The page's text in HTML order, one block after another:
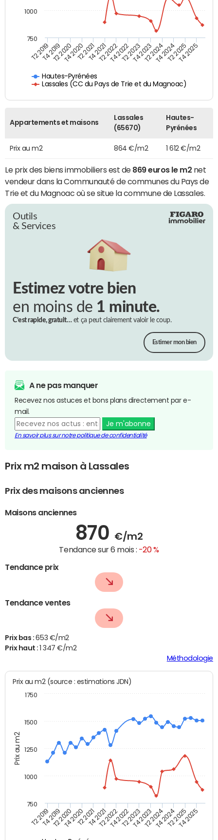
Hautes-Pyrénées
Lassales (CC du Pays de Trie et du Magnoac)
T2 2019T4 2019T2 2020T4 2020T2 2021T4 2021T2 2022T4 2022T2 2023T4 2023T2 2024T4 2024T2 2025T4 2025
750
1000
Appartements et maisons
Lassales
(65670)
Hautes-
Pyrénées
Prix au m2 864 €/m2 1 612 €/m2
Le prix des biens immobiliers est de 869 euros le m2 net
vendeur dans la Communauté de communes du Pays de
Trie et du Magnoac où se situe la commune de Lassales.
Outils
& Services
Estimez votre bien
en moins de 1 minute.
C’est rapide, gratuit…et ça peut clairement valoir le coup.
Estimer mon bien
A ne pas manquer
Recevez nos astuces et bons plans directement par e-
mail.
Je m'abonne
En savoir plus sur notre politique de confidentialité
Prix m2 maison à Lassales
Prix des maisons anciennes
Maisons anciennes
870 €/m2
Tendance sur 6 mois : -20 %
Tendance prix
Tendance ventes
Prix bas : 653 €/m2
Prix haut :
1 347 €/m2
Méthodologie
Prix au m2
Prix au m2 (source : estimations JDN)
T2 2019T4 2019T2 2020T4 2020T2 2021T4 2021T2 2022T4 2022T2 2023T4 2023T2 2024T4 2024T2 2025T4 2025
750
1000
1250
1500
1750